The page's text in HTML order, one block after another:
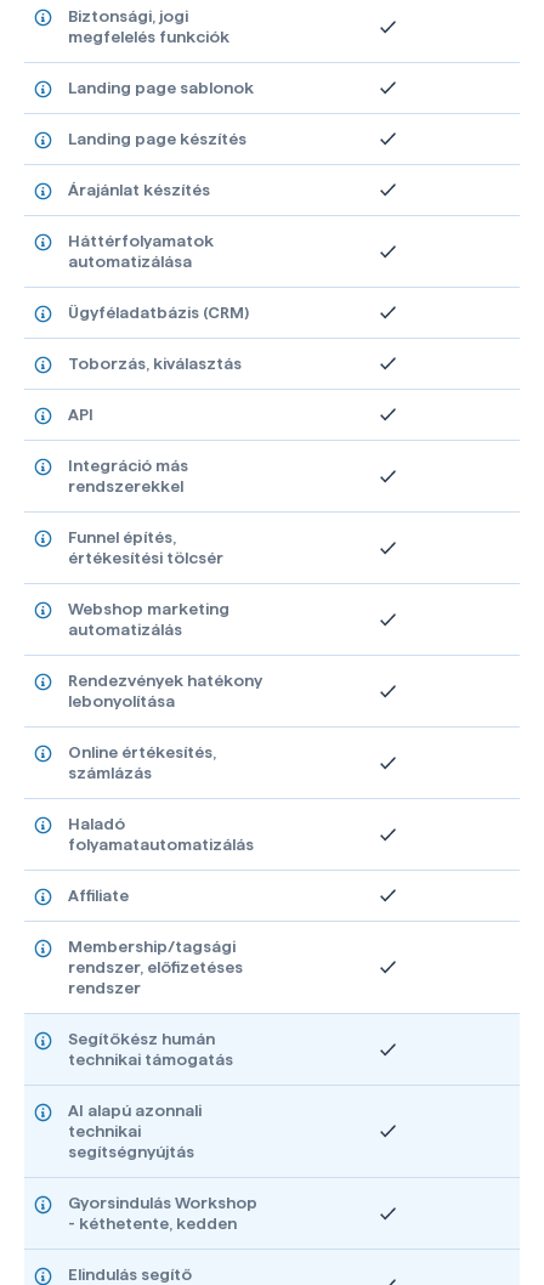
Biztonsági, jogi
megfelelés funkciók
Landing page sablonok
Landing page készítés
Árajánlat készítés
Háttérfolyamatok
automatizálása
Ügyféladatbázis (CRM)
Toborzás, kiválasztás
API
Integráció más
rendszerekkel
Funnel építés,
értékesítési tölcsér
Webshop marketing
automatizálás
Rendezvények hatékony
lebonyolítása
Online értékesítés,
számlázás
Haladó
folyamatautomatizálás
Affiliate
Membership/tagsági
rendszer, előfizetéses
rendszer
Segítőkész humán
technikai támogatás
AI alapú azonnali
technikai
segítségnyújtás
Gyorsindulás Workshop
- kéthetente, kedden
Elindulás segítő